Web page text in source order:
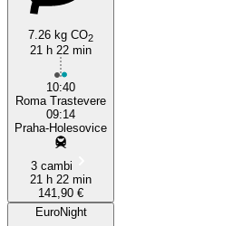
7.26 kg CO2
21 h 22 min
10:40
Roma Trastevere
09:14
Praha-Holesovice
3 cambi
21 h 22 min
141,90 €
EuroNight